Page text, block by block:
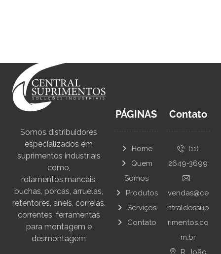
Somos distribuidores
especializados em
suprimentos industriais
como,
rolamentos,mancais,
buchas, porcas, arruelas,
retentores, anéis, correias,
correntes, ferramentas
para montagem e
desmontagem
PÁGINAS
Home
Quem
Somos
Produtos
Serviços
Contato
Contato
(11)
2649-3699
vendas@ce
ntraldossup
rimentos.co
m.br
R. João